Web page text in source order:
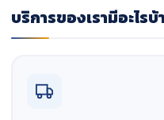
บริการของเรามีอะไรบ้